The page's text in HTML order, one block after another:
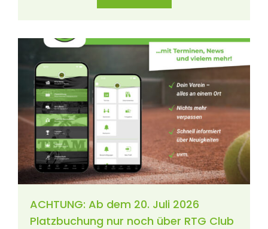
ACHTUNG: Ab dem 20. Juli 2026
Platzbuchung nur noch über RTG Club